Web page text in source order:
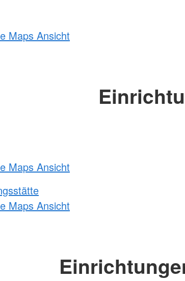
Maps Ansicht
Maps Ansicht
Maps Ansicht